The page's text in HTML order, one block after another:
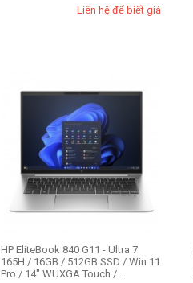
Liên hệ để biết giá
HP EliteBook 840 G11 - Ultra 7
165H / 16GB / 512GB SSD / Win 11
Pro / 14" WUXGA Touch /...